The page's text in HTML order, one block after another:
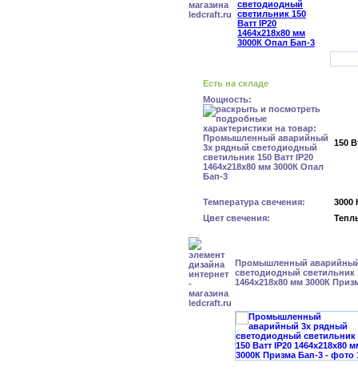
Есть на складе
Мощность:
150
Температура свечения:
3000
Цвет свечения:
Промышленный
светодиодный светильник
1464х218х80 мм 3000К